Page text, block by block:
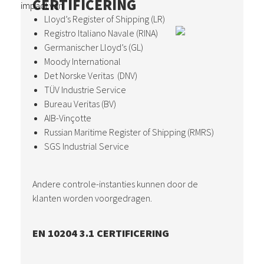
CERTIFICERING
Lloyd’s Register of Shipping (LR)
Registro Italiano Navale (RINA)
Germanischer Lloyd’s (GL)
Moody International
Det Norske Veritas (DNV)
TÜV Industrie Service
Bureau Veritas (BV)
AIB-Vinçotte
Russian Maritime Register of Shipping (RMRS)
SGS Industrial Service
Andere controle-instanties kunnen door de
klanten worden voorgedragen.
EN 10204 3.1 CERTIFICERING
impact van